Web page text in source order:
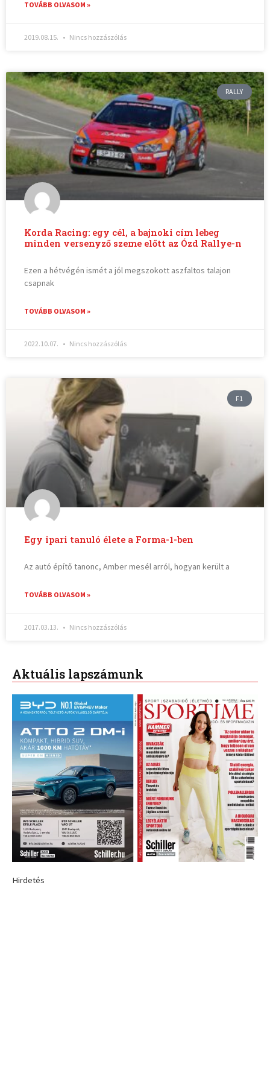
TOVÁBB OLVASOM »
2019.08.15. Nincs hozzászólás
RALLY
Korda Racing: egy cél, a bajnoki cím lebeg
minden versenyző szeme előtt az Ózd Rallye-n
Ezen a hétvégén ismét a jól megszokott aszfaltos talajon
csapnak
TOVÁBB OLVASOM »
2022.10.07. Nincs hozzászólás
F1
Egy ipari tanuló élete a Forma-1-ben
Az autó építő tanonc, Amber mesél arról, hogyan került a
TOVÁBB OLVASOM »
2017.03.13. Nincs hozzászólás
Aktuális lapszámunk
Hirdetés